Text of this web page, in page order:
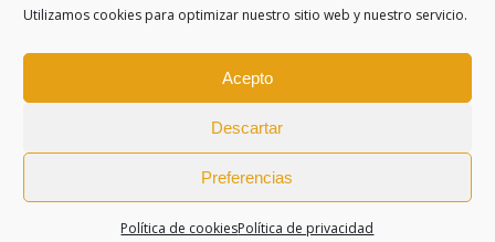
Utilizamos cookies para optimizar nuestro sitio web y nuestro servicio.
Acepto
Descartar
Preferencias
Política de cookiesPolítica de privacidad
Aviso legal/Política de cookies/Política de privacidad